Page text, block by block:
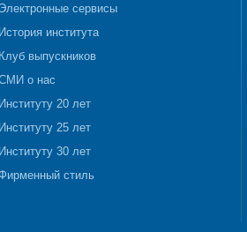
Электронные сервисы
История института
Клуб выпускников
о нас
Институту 20 лет
Институту 25 лет
Институту 30 лет
стиль